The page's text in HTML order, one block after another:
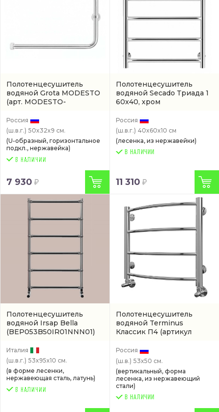
Полотенцесушитель
водяной Grota MODESTO
(арт. MODESTO-
Россия
(ш.в.г.) 50x32x9 см.
(U-образный, горизонтальное
подкл., нержавейка)
7 930
Полотенцесушитель
водяной Secado Триада 1
60x40, хром
Россия
(ш.в.г.) 40x60x10 см
(лесенка, из нержавейки)
В НАЛИЧИИ
11 310
Полотенцесушитель
водяной Irsap Bella
(BEP053B50IR01NNN01)
Италия
(ш.в.г.) 53x95x10 см.
(в форме лесенки,
нержавеющая сталь, латунь)
Полотенцесушитель
водяной Terminus
Классик П4 (артикул
Россия
(ш.в.) 53x50 см.
(вертикальный, форма
лесенка, из нержавеющий
стали)
В НАЛИЧИИ